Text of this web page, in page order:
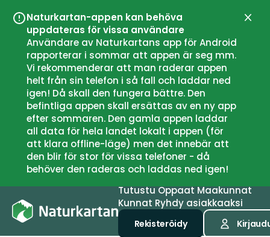
Naturkartan-appen kan behöva
uppdateras för vissa användare
Användare av Naturkartans app för Android
rapporterar i sommar att appen är seg mm.
Vi rekommenderar att man raderar appen
helt från sin telefon i så fall och laddar ned
igen! Då skall den fungera bättre. Den
befintliga appen skall ersättas av en ny app
efter sommaren. Den gamla appen laddar
all data för hela landet lokalt i appen (för
att klara offline-läge) men det innebär att
den blir för stor för vissa telefoner - då
behöver den raderas och laddas ned igen!
Sulje
TutustuOppaatMaakunnat
Kunnat Ryhdy asiakkaaksi
Rekisteröidy